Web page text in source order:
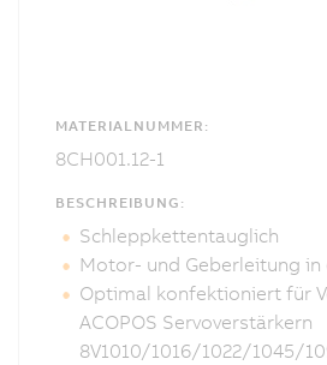
MATERIALNUMMER:
8CH001.12-1
BESCHREIBUNG:
Schleppkettentauglich
Motor- und Geberleitung in
Optimal konfektioniert für
ACOPOS Servoverstärkern
8V1010/1016/1022/1045/